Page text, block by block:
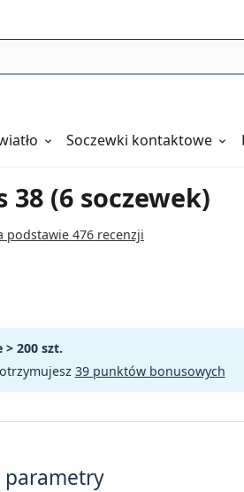
Soczewki kontaktowe
38 (6 soczewek)
podstawie 476 recenzji
> 200 szt.
39 punktów bonusowych
parametry